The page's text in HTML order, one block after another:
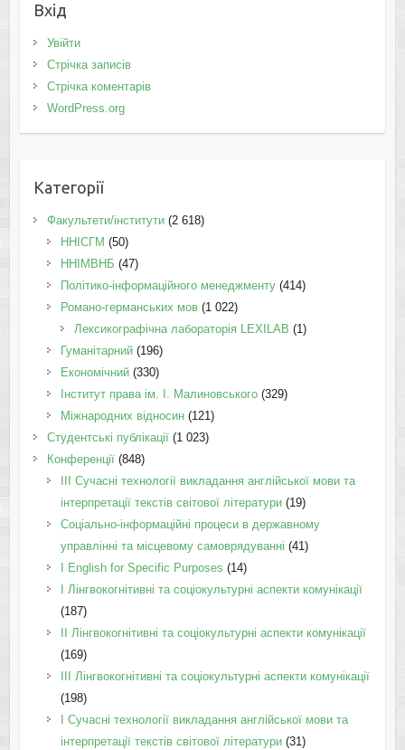
Вхід
Увійти
Стрічка записів
Стрічка коментарів
WordPress.org
Категорії
Факультети/інститути(2 618)
ННІСГМ (50)
ННІМВНБ (47)
Політико-інформаційного менеджменту(414)
Романо-германських мов(1 022)
Лексикографічна лабораторія LEXILAB (1)
Гуманітарний(196)
Економічний(330)
Інститут права ім. І. Малиновського(329)
Міжнародних відносин(121)
Студентські публікації(1 023)
Конференції(848)
III Сучасні технології викладання англійської мови та
інтерпретації текстів світової літератури(19)
Соціально-інформаційні процеси в державному
управлінні та місцевому самоврядуванні (41)
І English for Specific Purposes (14)
I Лінгвокогнітивні та соціокультурні аспекти комунікації
(187)
IІ Лінгвокогнітивні та соціокультурні аспекти комунікації
(169)
IІI Лінгвокогнітивні та соціокультурні аспекти комунікації
(198)
I Cучасні технології викладання англійської мови та
інтерпретації текстів світової літератури(31)